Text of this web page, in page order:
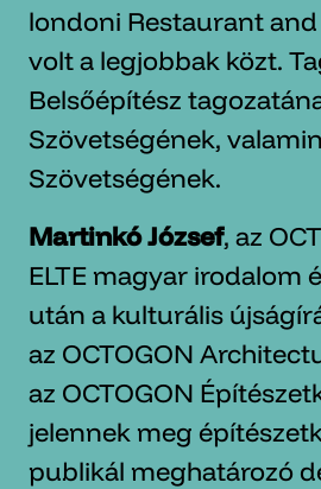
londoni Restaurant
volt a legjobbak közt.
Belsőépítész
Szövetségének,
Szövetségének.
Martinkó József, az
ELTE magyar irodalom
után a kulturális
az OCTOGON
az OCTOGON
jelennek meg
publikál meghatározó